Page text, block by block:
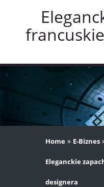
Home » E-Biznes
Eleganckie
designera